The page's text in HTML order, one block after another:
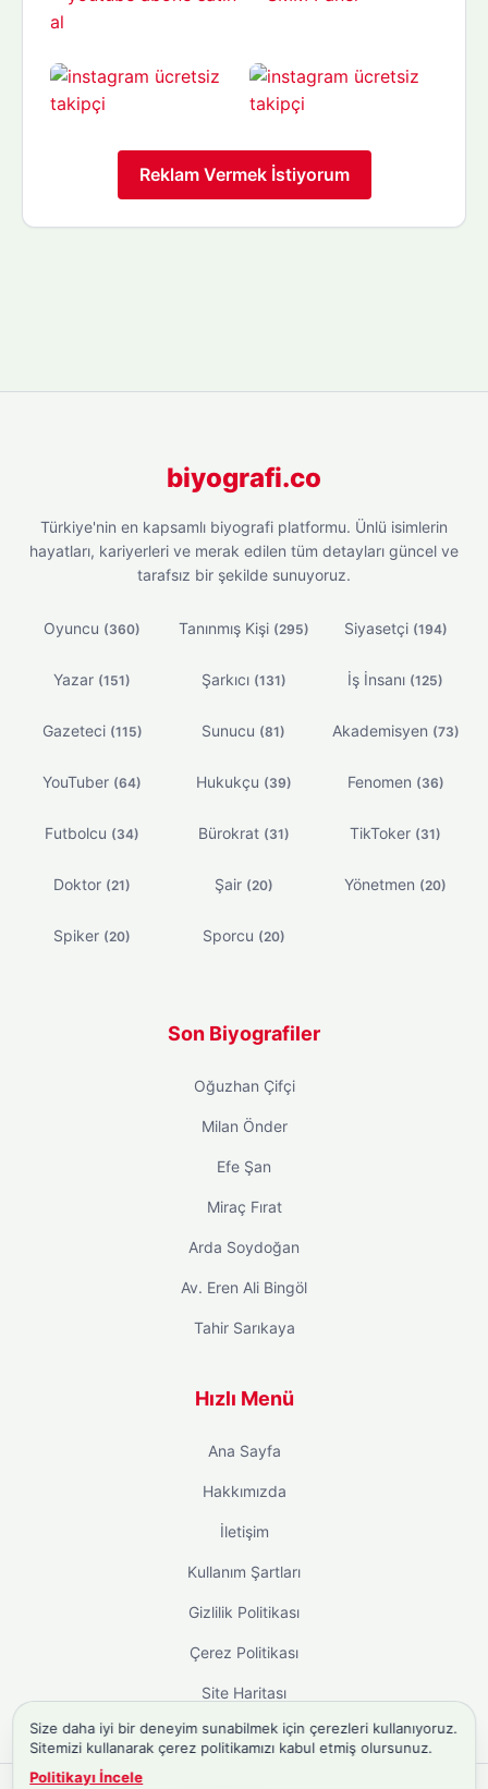
Reklam Vermek İstiyorum
biyografi.co
Türkiye'nin en kapsamlı biyografi platformu. Ünlü isimlerin
hayatları, kariyerleri ve merak edilen tüm detayları güncel ve
tarafsız bir şekilde sunuyoruz.
Oyuncu (360) Tanınmış Kişi (295) Siyasetçi (194)
Yazar (151) Şarkıcı (131) İş İnsanı (125)
Gazeteci (115) Sunucu (81) Akademisyen (73)
YouTuber (64) Hukukçu (39) Fenomen (36)
Futbolcu (34) Bürokrat (31) TikToker (31)
Doktor (21) Şair (20) Yönetmen (20)
Spiker (20) Sporcu (20)
Son Biyografiler
Oğuzhan Çifçi
Milan Önder
Efe Şan
Miraç Fırat
Arda Soydoğan
Av. Eren Ali Bingöl
Tahir Sarıkaya
Hızlı Menü
Ana Sayfa
Hakkımızda
İletişim
Kullanım Şartları
Gizlilik Politikası
Çerez Politikası
Site Haritası
Size daha iyi bir deneyim sunabilmek için çerezleri kullanıyoruz.
Sitemizi kullanarak çerez politikamızı kabul etmiş olursunuz.
Politikayı İncele